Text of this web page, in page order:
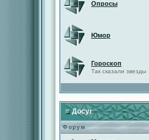
Опросы
Юмор
Гороскоп
Так сказали звезды
Досуг
Форум